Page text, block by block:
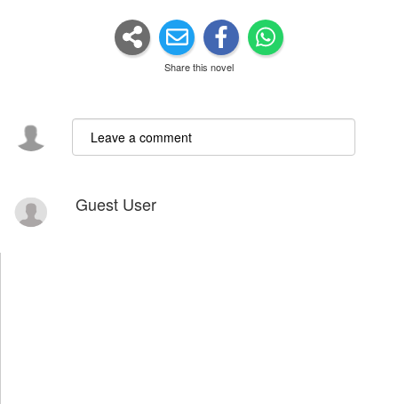
Share this novel
Guest User